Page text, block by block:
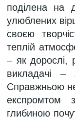
поділена на
улюблених
своєю
теплій
– як дорослі,
викладачі –
Справжньою
експромтом
глибиною